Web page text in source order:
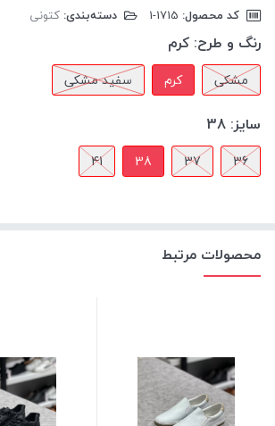
کد محصول: دسته‌بندی: کتونی
رنگ و طرح: کرم
مشکی کرم سفید مشکی
سایز: 38
36
37
38
41
محصولات مرتبط